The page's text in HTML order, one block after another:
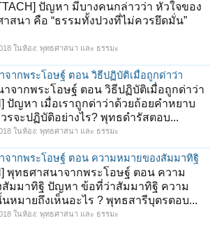
ปัญหา มีบางคนกล่าวว่า หัวใจของ
สนา คือ “ธรรมทั้งปวงที่ไม่ควรยึดมั่น”
ในห้อง: พุทธศาสนา และ ธรรมะ
จากพระโอษฐ์ ตอน วิธีปฏิบัติเมื่อถูกด่าว่า
จากพระโอษฐ์ ตอน วิธีปฏิบัติเมื่อถูกด่าว่า
ปัญหา เมื่อเราถูกด่าว่าด้วยถ้อยคำหยาบ
วรจะปฏิบัติอย่างไร? พุทธดำรัสตอบ...
ในห้อง: พุทธศาสนา และ ธรรมะ
จากพระโอษฐ์ ตอน ความหมายของสัมมาทิฐิ
พุทธศาสนาจากพระโอษฐ์ ตอน ความ
มมาทิฐิ ปัญหา ข้อที่ว่าสัมมาทิฐิ ความ
หมายถึงเห็นอะไร ? พุทธสารีบุตรตอบ...
ในห้อง: พุทธศาสนา และ ธรรมะ